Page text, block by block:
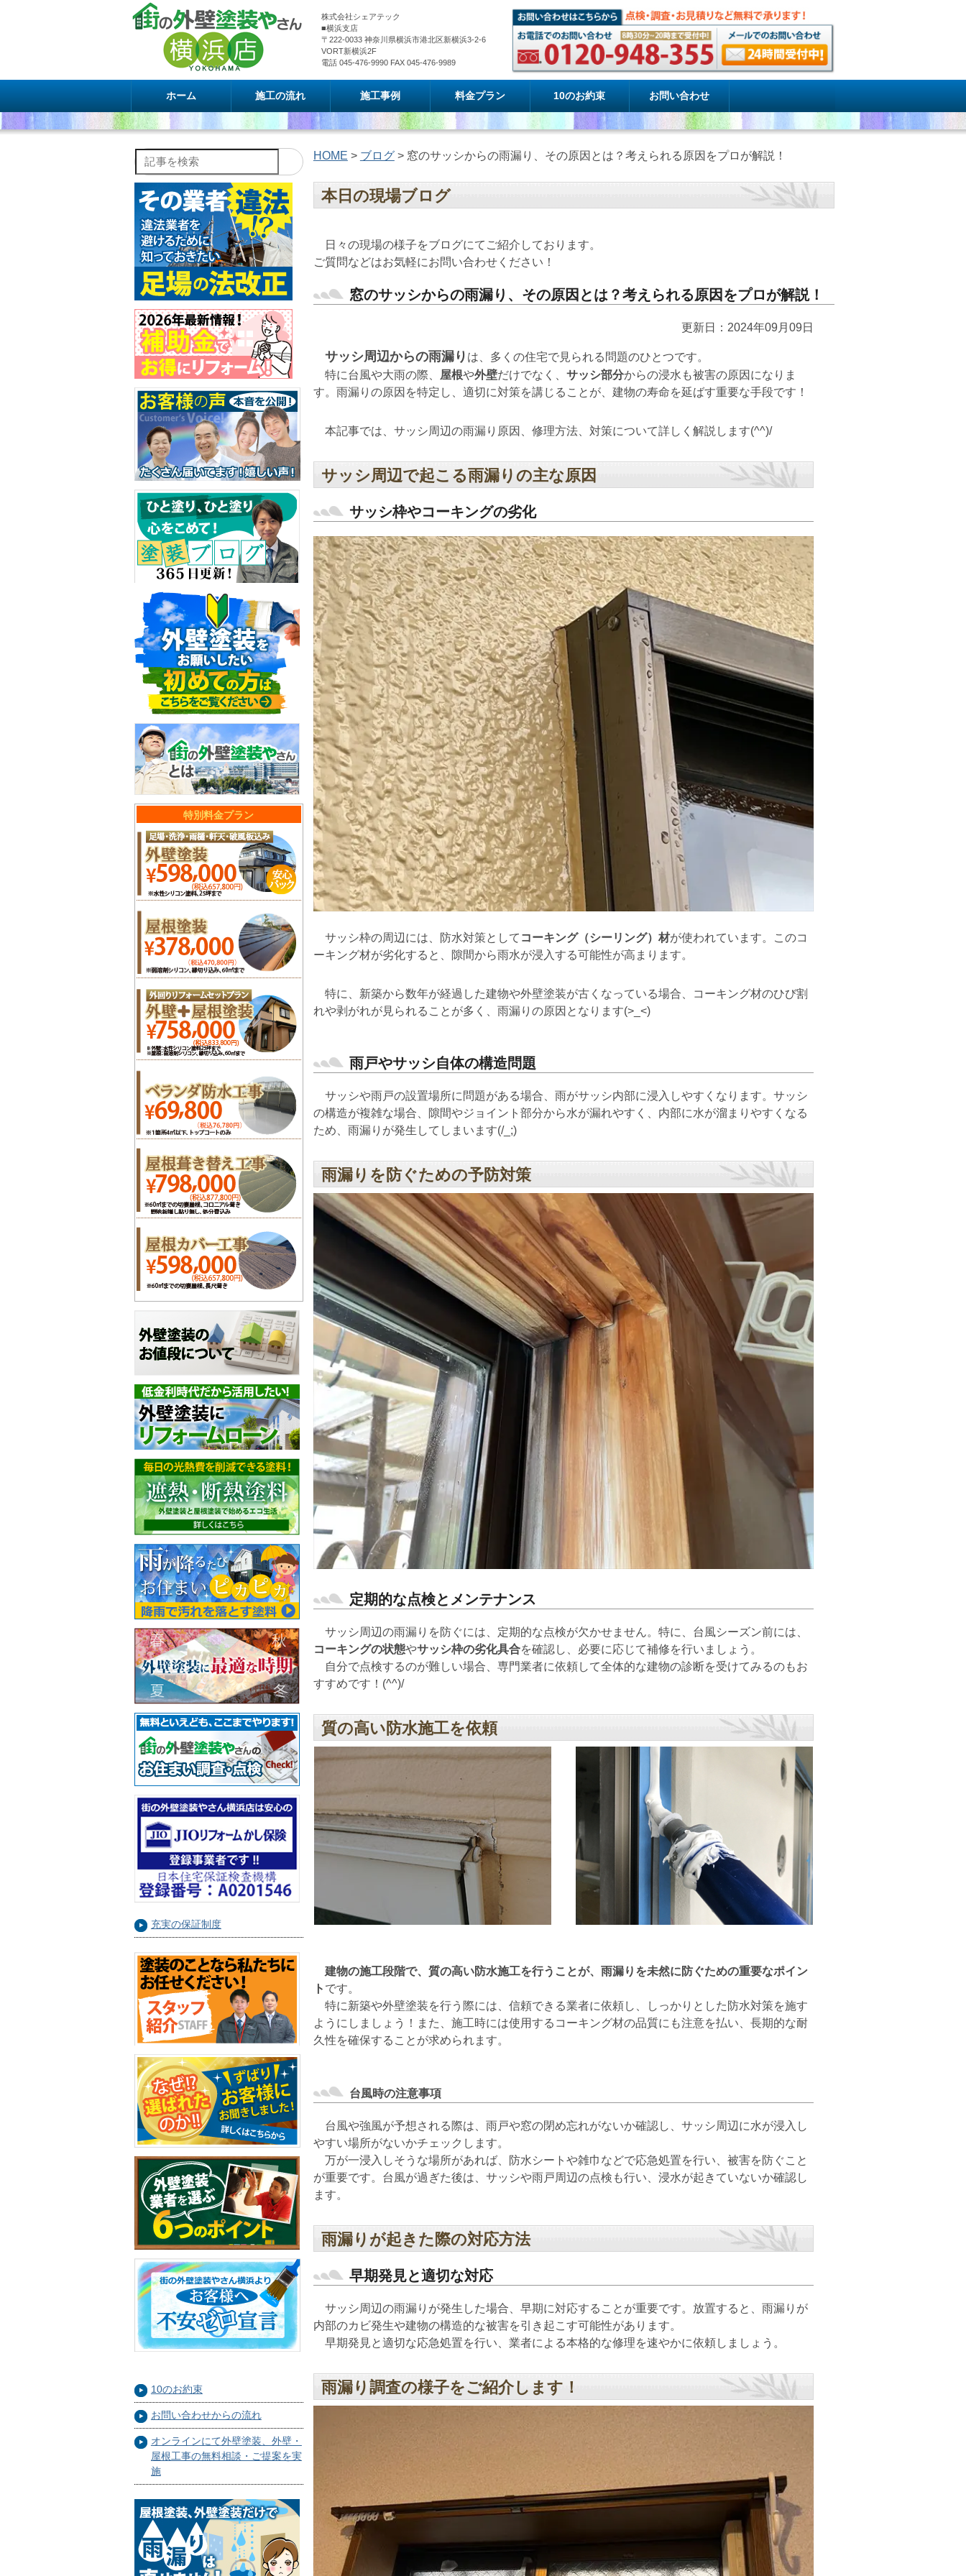
株式会社シェアテック
■横浜支店
〒222-0033 神奈川県横浜市港北区新横浜3-2-6
VORT新横浜2F
電話 045-476-9990 FAX 045-476-9989
ホーム 施工の流れ 施工事例 料金プラン 10のお約束 お問い合わせ
記事を検索
特別料金プラン
充実の保証制度
10のお約束
お問い合わせからの流れ
オンラインにて外壁塗装、外壁・
屋根工事の無料相談・ご提案を実
施
HOME > ブログ> 窓のサッシからの雨漏り、その原因とは？考えられる原因をプロが解説！
本日の現場ブログ
日々の現場の様子をブログにてご紹介しております。
ご質問などはお気軽にお問い合わせください！
窓のサッシからの雨漏り、その原因とは？考えられる原因をプロが解説！
更新日：2024年09月09日
サッシ周辺からの雨漏り は、多くの住宅で見られる問題のひとつです。
特に台風や大雨の際、 屋根や外壁だけでなく、 サッシ部分からの浸水も被害の原因になりま
す。雨漏りの原因を特定し、適切に対策を講じることが、建物の寿命を延ばす重要な手段です！
本記事では、サッシ周辺の雨漏り原因、修理方法、対策について詳しく解説します(^^)/
サッシ周辺で起こる雨漏りの主な原因
サッシ枠やコーキングの劣化
サッシ枠の周辺には、防水対策として コーキング（シーリング）材が使われています。このコ
ーキング材が劣化すると、隙間から雨水が浸入する可能性が高まります。
特に、新築から数年が経過した建物や外壁塗装が古くなっている場合、コーキング材のひび割
れや剥がれが見られることが多く、雨漏りの原因となります(>_<)
雨戸やサッシ自体の構造問題
サッシや雨戸の設置場所に問題がある場合、雨がサッシ内部に浸入しやすくなります。サッシ
の構造が複雑な場合、隙間やジョイント部分から水が漏れやすく、内部に水が溜まりやすくなる
ため、雨漏りが発生してしまいます(/_;)
雨漏りを防ぐための予防対策
定期的な点検とメンテナンス
サッシ周辺の雨漏りを防ぐには、定期的な点検が欠かせません。特に、台風シーズン前には、
コーキングの状態やサッシ枠の劣化具合を確認し、必要に応じて補修を行いましょう。
自分で点検するのが難しい場合、専門業者に依頼して全体的な建物の診断を受けてみるのもお
すすめです！(^^)/
質の高い防水施工を依頼
建物の施工段階で、質の高い防水施工を行うことが、雨漏りを未然に防ぐための重要なポイン
ト です。
特に新築や外壁塗装を行う際には、信頼できる業者に依頼し、しっかりとした防水対策を施す
ようにしましょう！また、施工時には使用するコーキング材の品質にも注意を払い、長期的な耐
久性を確保することが求められます。
台風時の注意事項
台風や強風が予想される際は、雨戸や窓の閉め忘れがないか確認し、サッシ周辺に水が浸入し
やすい場所がないかチェックします。
万が一浸入しそうな場所があれば、防水シートや雑巾などで応急処置を行い、被害を防ぐこと
が重要です。台風が過ぎた後は、サッシや雨戸周辺の点検も行い、浸水が起きていないか確認し
ます。
雨漏りが起きた際の対応方法
早期発見と適切な対応
サッシ周辺の雨漏りが発生した場合、早期に対応することが重要です。放置すると、雨漏りが
内部のカビ発生や建物の構造的な被害を引き起こす可能性があります。
早期発見と適切な応急処置を行い、業者による本格的な修理を速やかに依頼しましょう。
雨漏り調査の様子をご紹介します！